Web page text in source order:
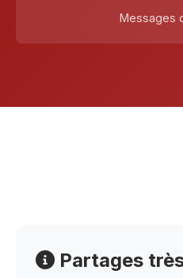
Messages
Partages